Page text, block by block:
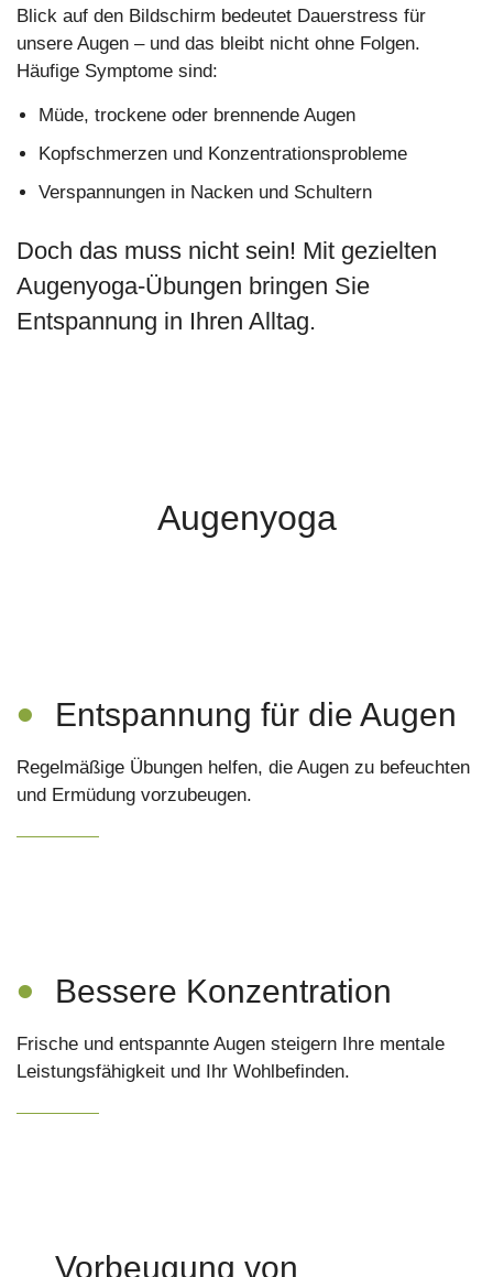
Blick auf den Bildschirm bedeutet Dauerstress für
unsere Augen – und das bleibt nicht ohne Folgen.
Häufige Symptome sind:
Müde, trockene oder brennende Augen
Kopfschmerzen und Konzentrationsprobleme
Verspannungen in Nacken und Schultern
Doch das muss nicht sein! Mit gezielten
Augenyoga-Übungen bringen Sie
Entspannung in Ihren Alltag.
Augenyoga
• Entspannung für die Augen
Regelmäßige Übungen helfen, die Augen zu befeuchten
und Ermüdung vorzubeugen.
• Bessere Konzentration
Frische und entspannte Augen steigern Ihre mentale
Leistungsfähigkeit und Ihr Wohlbefinden.
Vorbeugung von